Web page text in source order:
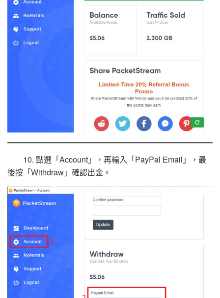
10. 點選「Account」，再輸入「PayPal Email」，最
後按「Withdraw」確認出金。